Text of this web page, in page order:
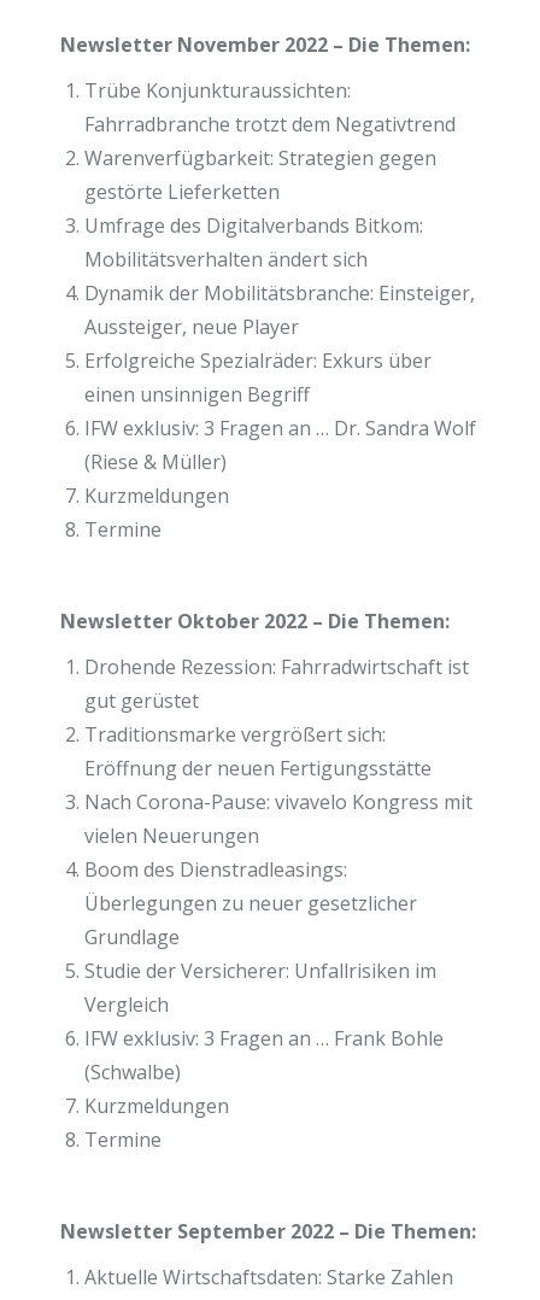
Newsletter November 2022 – Die Themen:
Trübe Konjunkturaussichten:
Fahrradbranche trotzt dem Negativtrend
Warenverfügbarkeit: Strategien gegen
gestörte Lieferketten
Umfrage des Digitalverbands Bitkom:
Mobilitätsverhalten ändert sich
Dynamik der Mobilitätsbranche: Einsteiger,
Aussteiger, neue Player
Erfolgreiche Spezialräder: Exkurs über
einen unsinnigen Begriff
IFW exklusiv: 3 Fragen an … Dr. Sandra Wolf
(Riese & Müller)
Kurzmeldungen
Termine
Newsletter Oktober 2022 – Die Themen:
Drohende Rezession: Fahrradwirtschaft ist
gut gerüstet
Traditionsmarke vergrößert sich:
Eröffnung der neuen Fertigungsstätte
Nach Corona-Pause: vivavelo Kongress mit
vielen Neuerungen
Boom des Dienstradleasings:
Überlegungen zu neuer gesetzlicher
Grundlage
Studie der Versicherer: Unfallrisiken im
Vergleich
IFW exklusiv: 3 Fragen an … Frank Bohle
(Schwalbe)
Kurzmeldungen
Termine
Newsletter September 2022 – Die Themen:
Aktuelle Wirtschaftsdaten: Starke Zahlen